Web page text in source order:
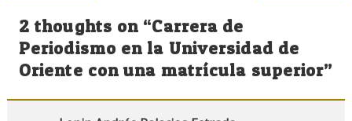
de
entradas
2 thoughts on “Carrera de
Periodismo en la Universidad de
Oriente con una matrícula superior”